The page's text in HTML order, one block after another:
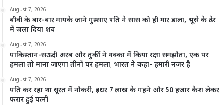
August 7, 2026
बीवी के बार-बार मायके जाने गुस्साए पति ने सास को ही मार डाला, भूसे के ढेर
में जला दिया शव
August 7, 2026
पाकिस्तान-सऊदी अरब और तुर्की ने मक्का में किया रक्षा समझौता, एक पर
हमला तो माना जाएगा तीनों पर हमला; भारत ने कहा- हमारी नजर है
August 7, 2026
पति कर रहा था सूरत में नौकरी, इधर 7 लाख के गहने और 50 हजार कैश लेकर
फरार हुई पत्नी